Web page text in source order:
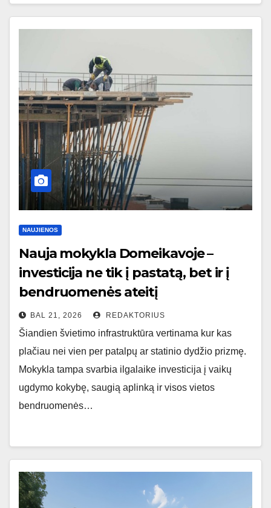
NAUJIENOS
Nauja mokykla Domeikavoje –
investicija ne tik į pastatą, bet ir į
bendruomenės ateitį
BAL 21, 2026 REDAKTORIUS
Šiandien švietimo infrastruktūra vertinama kur kas
plačiau nei vien per patalpų ar statinio dydžio prizmę.
Mokykla tampa svarbia ilgalaike investicija į vaikų
ugdymo kokybę, saugią aplinką ir visos vietos
bendruomenės…